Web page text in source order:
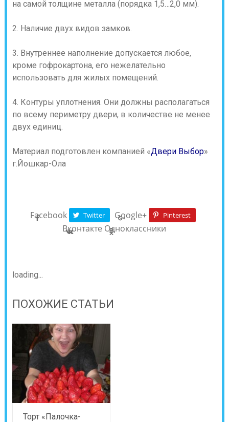
на самой толщине металла (порядка 1,5…2,0 мм).
2. Наличие двух видов замков.
3. Внутреннее наполнение допускается любое,
кроме гофрокартона, его нежелательно
использовать для жилых помещений.
4. Контуры уплотнения. Они должны располагаться
по всему периметру двери, в количестве не менее
двух единиц.
Материал подготовлен компанией «Двери Выбор»
г.Йошкар-Ола
Facebook Twitter Google+ Pinterest
Вконтакте Одноклассники
loading...
ПОХОЖИЕ СТАТЬИ
Торт «Палочка-